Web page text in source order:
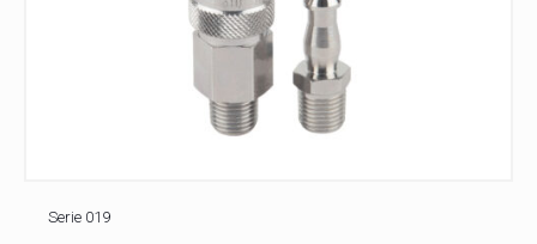
Serie 019